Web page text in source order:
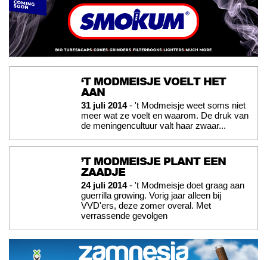
‘T MODMEISJE VOELT HET
AAN
31 juli 2014- 't Modmeisje weet soms niet
meer wat ze voelt en waarom. De druk van
de meningencultuur valt haar zwaar...
’T MODMEISJE PLANT EEN
ZAADJE
24 juli 2014- 't Modmeisje doet graag aan
guerrilla growing. Vorig jaar alleen bij
VVD'ers, deze zomer overal. Met
verrassende gevolgen